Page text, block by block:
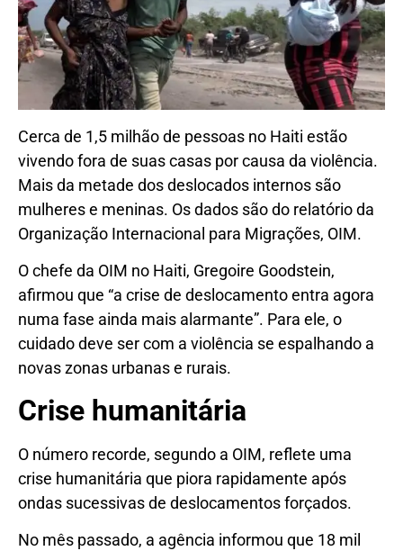
Cerca de 1,5 milhão de pessoas no Haiti estão
vivendo fora de suas casas por causa da violência.
Mais da metade dos deslocados internos são
mulheres e meninas. Os dados são do relatório da
Organização Internacional para Migrações, OIM.
O chefe da OIM no Haiti, Gregoire Goodstein,
afirmou que “a crise de deslocamento entra agora
numa fase ainda mais alarmante”. Para ele, o
cuidado deve ser com a violência se espalhando a
novas zonas urbanas e rurais.
Crise humanitária
O número recorde, segundo a OIM, reflete uma
crise humanitária que piora rapidamente após
ondas sucessivas de deslocamentos forçados.
No mês passado, a agência informou que 18 mil